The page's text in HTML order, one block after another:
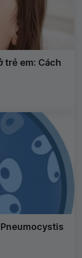
trẻ em: Cách